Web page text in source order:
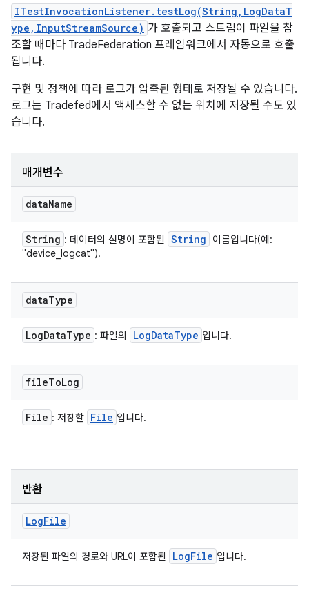
ITestInvocationListener.testLog(String,LogDataT
ype,InputStreamSource) 가 호출되고 스트림이 파일을 참
조할 때마다 TradeFederation 프레임워크에서 자동으로 호출
됩니다.
구현 및 정책에 따라 로그가 압축된 형태로 저장될 수 있습니다.
로그는 Tradefed에서 액세스할 수 없는 위치에 저장될 수도 있
습니다.
매개변수
dataName
String : 데이터의 설명이 포함된 String
이름입니다(예:
"device_logcat").
dataType
LogDataType : 파일의 LogDataType 입니다.
fileToLog
File : 저장할 File 입니다.
반환
LogFile
저장된 파일의 경로와 URL이 포함된 LogFile 입니다.